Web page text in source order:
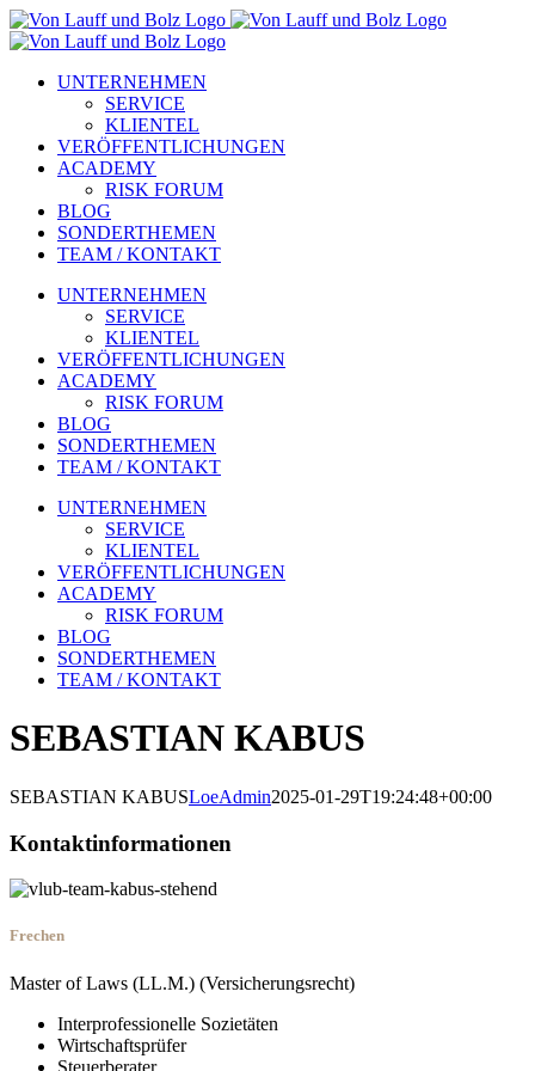
Zum
Inhalt
UNTERNEHMEN
SERVICE
KLIENTEL
VERÖFFENTLICHUNGEN
ACADEMY
RISK FORUM
BLOG
SONDERTHEMEN
TEAM / KONTAKT
UNTERNEHMEN
SERVICE
KLIENTEL
VERÖFFENTLICHUNGEN
ACADEMY
RISK FORUM
BLOG
SONDERTHEMEN
TEAM / KONTAKT
UNTERNEHMEN
SERVICE
KLIENTEL
VERÖFFENTLICHUNGEN
ACADEMY
RISK FORUM
BLOG
SONDERTHEMEN
TEAM / KONTAKT
SEBASTIAN KABUS
SEBASTIAN KABUSLoeAdmin2025-01-29T19:24:48+00:00
Kontaktinformationen
Frechen
Master of Laws (LL.M.) (Versicherungsrecht)
Interprofessionelle Sozietäten
Wirtschaftsprüfer
Steuerberater